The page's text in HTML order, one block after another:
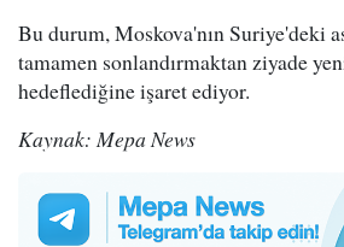
Bu durum, Moskova'nın Suriye'deki
tamamen sonlandırmaktan ziyade
hedeflediğine işaret ediyor.
Kaynak: Mepa News